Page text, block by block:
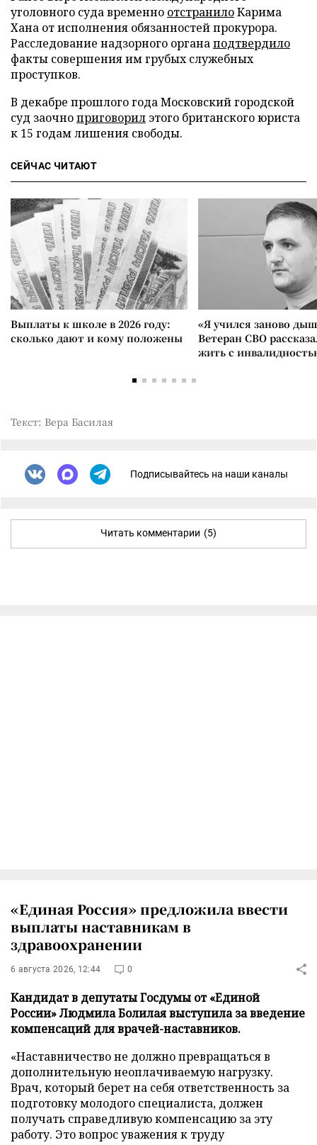
уголовного суда временно отстранилоКарима
Хана от исполнения обязанностей прокурора.
Расследование надзорного органаподтвердило
факты совершения им грубых служебных
проступков.
В декабре прошлого года Московский городской
суд заочноприговорил этого британского юриста
к 15 годам лишения свободы.
СЕЙЧАС ЧИТАЮТ
Выплаты к школе в 2026 году:
сколько дают и кому положены
«Я учился заново
Ветеран СВО
жить с
Текст: Вера Басилая
Подписывайтесь на наши каналы
Читать комментарии (5)
«Единая Россия» предложила ввести
выплаты наставникам в
здравоохранении
6 августа 2026, 12:44 0
Кандидат в депутаты Госдумы от «Единой
России» Людмила Болилая выступила за введение
компенсаций для врачей-наставников.
«Наставничество не должно превращаться в
дополнительную неоплачиваемую нагрузку.
Врач, который берет на себя ответственность за
подготовку молодого специалиста, должен
получать справедливую компенсацию за эту
работу. Это вопрос уважения к труду